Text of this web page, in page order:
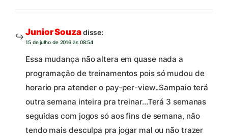
Junior Souzadisse:
15 de julho de 2016 às 08:54
Essa mudança não altera em quase nada a
programação de treinamentos pois só mudou de
horario pra atender o pay-per-view..Sampaio terá
outra semana inteira pra treinar…Terá 3 semanas
seguidas com jogos só aos fins de semana, não
tendo mais desculpa pra jogar mal ou não trazer